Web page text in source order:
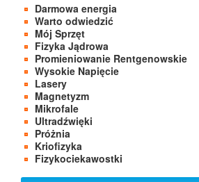
Darmowa energia
Warto odwiedzić
Mój Sprzęt
Fizyka Jądrowa
Promieniowanie Rentgenowskie
Wysokie Napięcie
Lasery
Magnetyzm
Mikrofale
Ultradźwięki
Próżnia
Kriofizyka
Fizykociekawostki